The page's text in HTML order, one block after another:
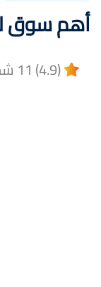
أهم سوق
(4.9) 11 شخص